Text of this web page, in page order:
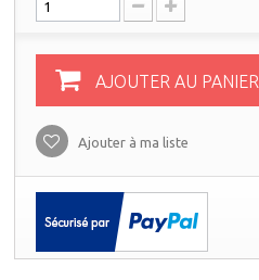
AJOUTER AU PANIER
Ajouter à ma liste